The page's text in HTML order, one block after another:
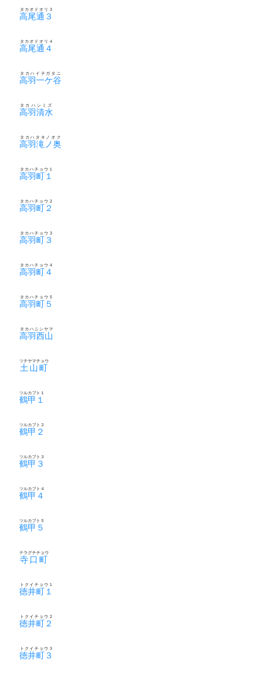
高尾通３
タカオドオリ３
高尾通４
タカオドオリ４
高羽一ケ谷
タカハイチガタニ
高羽清水
タカハシミズ
高羽滝ノ奥
タカハタキノオク
高羽町１
タカハチョウ１
高羽町２
タカハチョウ２
高羽町３
タカハチョウ３
高羽町４
タカハチョウ４
高羽町５
タカハチョウ５
高羽西山
タカハニシヤマ
土山町
ツチヤマチョウ
鶴甲１
ツルカブト１
鶴甲２
ツルカブト２
鶴甲３
ツルカブト３
鶴甲４
ツルカブト４
鶴甲５
ツルカブト５
寺口町
テラグチチョウ
徳井町１
トクイチョウ１
徳井町２
トクイチョウ２
徳井町３
トクイチョウ３